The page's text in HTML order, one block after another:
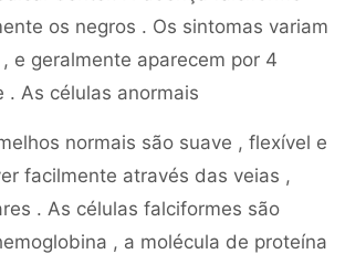
os negros . Os sintomas variam
e geralmente aparecem por 4
. As células anormais
normais são suave , flexível e
facilmente através das veias ,
. As células falciformes são
, a molécula de proteína